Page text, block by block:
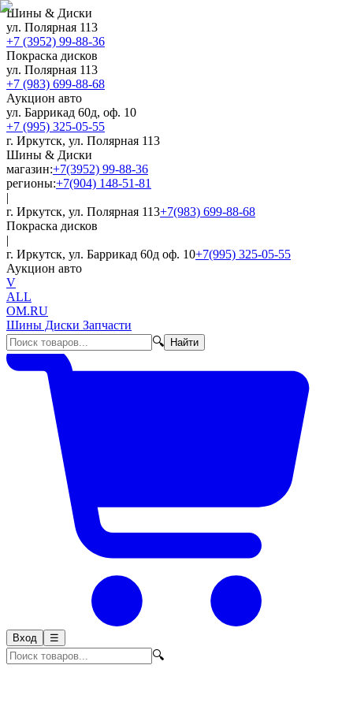
Шины & Диски
ул. Полярная 113
+7 (3952) 99-88-36
Покраска дисков
ул. Полярная 113
+7 (983) 699-88-68
Аукцион авто
ул. Баррикад 60д, оф. 10
+7 (995) 325-05-55
г. Иркутск, ул. Полярная 113
Шины & Диски
магазин:+7(3952) 99-88-36
регионы:+7(904) 148-51-81
|
г. Иркутск, ул. Полярная 113+7(983) 699-88-68
Покраска дисков
|
г. Иркутск, ул. Баррикад 60д оф. 10+7(995) 325-05-55
Аукцион авто
V
ALL
OM.RU
Шины Диски Запчасти
🔍
Найти
Вход ☰
🔍